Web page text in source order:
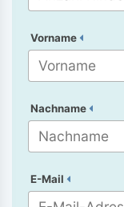
Vorname
Nachname
E-Mail